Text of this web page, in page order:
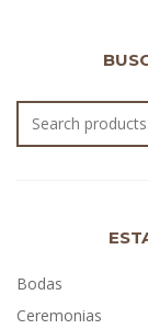
Bodas
Ceremonias